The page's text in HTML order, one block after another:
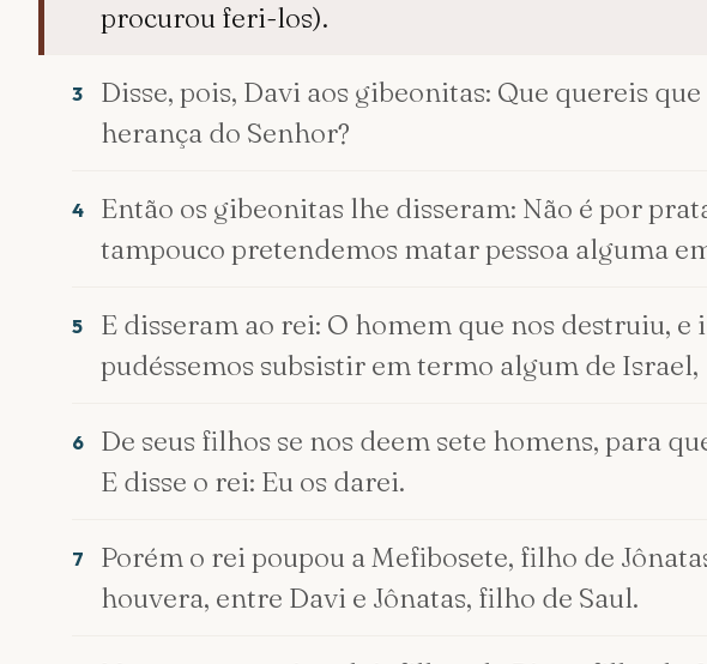
procurou feri-los).
3
Disse, pois, Davi aos gibeonitas: Que quereis
herança do Senhor?
4
Então os gibeonitas lhe disseram: Não é por
tampouco pretendemos matar pessoa alguma
5
E disseram ao rei: O homem que nos destruiu,
pudéssemos subsistir em termo algum de Israel,
6
De seus filhos se nos deem sete homens, para
E disse o rei: Eu os darei.
7
Porém o rei poupou a Mefibosete, filho de
houvera, entre Davi e Jônatas, filho de Saul.